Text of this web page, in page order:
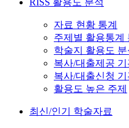
RISS 활용도 분석
자료 현황 통계
주제별 활용통계
학술지 활용도 분
복사/대출제공 기
복사/대출신청 기
활용도 높은 주제
최신/인기 학술자료